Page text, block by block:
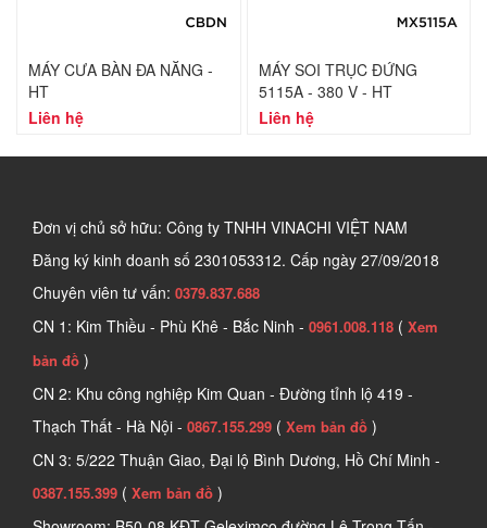
MÁY CƯA BÀN ĐA NĂNG -
HT
Liên hệ
MÁY SOI TRỤC ĐỨNG
5115A - 380 V - HT
Liên hệ
Đơn vị chủ sở hữu: Công ty TNHH VINACHI VIỆT NAM
Đăng ký kinh doanh số 2301053312. Cấp ngày 27/09/2018
Chuyên viên tư vấn: 0379.837.688
CN 1: Kim Thiều - Phù Khê - Bắc Ninh - 0961.008.118 ( Xem
bản đồ )
CN 2: Khu công nghiệp Kim Quan - Đường tỉnh lộ 419 -
Thạch Thất - Hà Nội - 0867.155.299 ( Xem bản đồ )
CN 3: 5/222 Thuận Giao, Đại lộ Bình Dương, Hồ Chí Minh -
0387.155.399 ( Xem bản đồ )